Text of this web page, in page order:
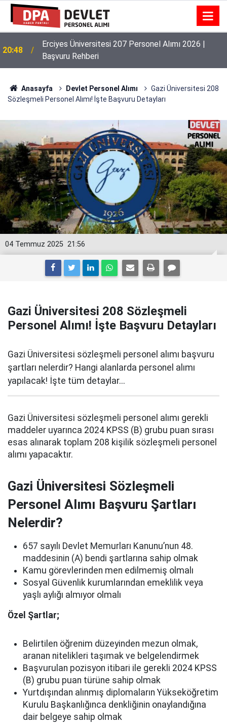
20:48
Erciyes Üniversitesi 207 Personel Alımı 2026 |
Başvuru Rehberi
Anasayfa Devlet Personel Alımı
Gazi Üniversitesi 208
Sözleşmeli Personel Alımı! İşte Başvuru Detayları
21:56
04 Temmuz 2025
Gazi Üniversitesi 208 Sözleşmeli
Personel Alımı! İşte Başvuru Detayları
Gazi Üniversitesi sözleşmeli personel alımı başvuru
şartları nelerdir? Hangi alanlarda personel alımı
yapılacak! İşte tüm detaylar...
Gazi Üniversitesi sözleşmeli personel alımı gerekli
maddeler uyarınca 2024 KPSS (B) grubu puan sırası
esas alınarak toplam 208 kişilik sözleşmeli personel
alımı yapacaktır.
Gazi Üniversitesi Sözleşmeli
Personel Alımı Başvuru Şartları
Nelerdir?
657 sayılı Devlet Memurları Kanunu’nun 48.
maddesinin (A) bendi şartlarına sahip olmak
Kamu görevlerinden men edilmemiş olmalı
Sosyal Güvenlik kurumlarından emeklilik veya
yaşlı aylığı almıyor olmalı
Özel Şartlar;
Belirtilen öğrenim düzeyinden mezun olmak,
aranan nitelikleri taşımak ve belgelendirmek
Başvurulan pozisyon itibari ile gerekli 2024 KPSS
(B) grubu puan türüne sahip olmak
Yurtdışından alınmış diplomaların Yükseköğretim
Kurulu Başkanlığınca denkliğinin onaylandığına
dair belgeye sahip olmak